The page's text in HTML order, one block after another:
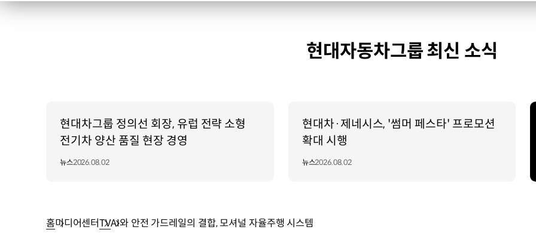
현대자동차그룹 최신 소식
현대차그룹 정의선 회장, 유럽 전략 소형
전기차 양산 품질 현장 경영
뉴스2026.08.02
현대차·제네시스, '썸머 페스타' 프로모션
확대 시행
뉴스2026.08.02
홈미디어센터TVAI와 안전 가드레일의 결합, 모셔널 자율주행 시스템